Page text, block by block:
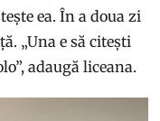
ea. În a doua zi
„Una e să citești
adaugă liceana.